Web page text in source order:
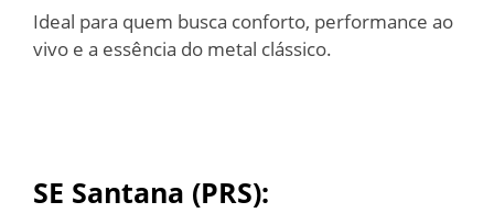
Ideal para quem busca conforto, performance ao
vivo e a essência do metal clássico.
SE Santana (PRS):